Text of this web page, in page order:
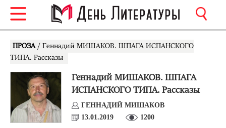
ПРОЗА / Геннадий МИШАКОВ. ШПАГА ИСПАНСКОГО
ТИПА. Рассказы
Геннадий МИШАКОВ. ШПАГА
ИСПАНСКОГО ТИПА. Рассказы
ГЕННАДИЙ МИШАКОВ
13.01.2019
1200